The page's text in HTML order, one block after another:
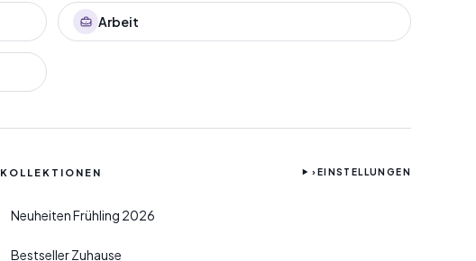
Arbeit
KOLLEKTIONEN
Neuheiten Frühling 2026
Bestseller Zuhause
›EINSTELLUNGEN